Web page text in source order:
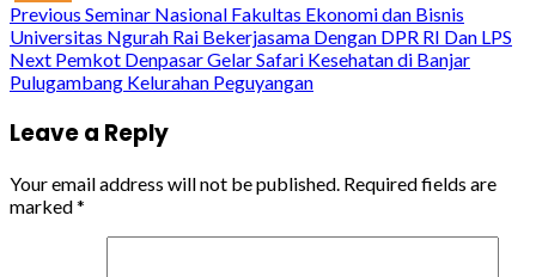
Continue
Reading
Previous Seminar Nasional Fakultas Ekonomi dan Bisnis
Universitas Ngurah Rai Bekerjasama Dengan DPR RI Dan LPS
Next Pemkot Denpasar Gelar Safari Kesehatan di Banjar
Pulugambang Kelurahan Peguyangan
Leave a Reply
Your email address will not be published. Required fields are
marked*